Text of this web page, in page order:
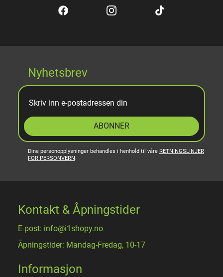
Nyhetsbrev
ABONNER
Dine personopplysninger behandles i henhold til våre RETNINGSLINJER
FOR PERSONVERN.
Kontakt & Åpningstider
E-post: info@i1shopy.no
Åpningstider: Mandag-Fredag, 10-17
Informasjon